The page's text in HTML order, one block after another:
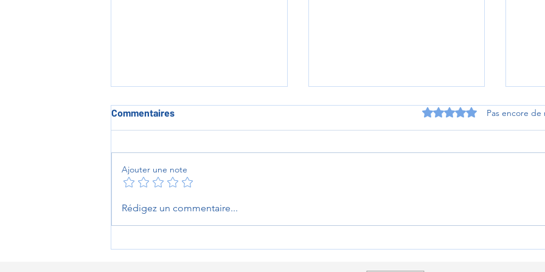
En Route pour la RHC : La
Commentaires Noté 0 étoile sur 5.Pas encore de
Ajouter une note
Rédigez un commentaire...